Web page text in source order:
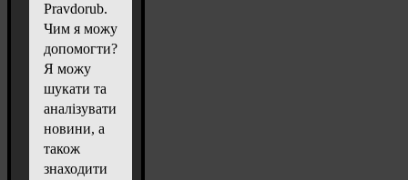
Pravdorub.
Чим я можу
допомогти?
Я можу
шукати та
аналізувати
новини, а
також
знаходити